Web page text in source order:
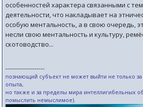
особенностей характера связанными с
деятельности, что накладывает на
особую ментальность, а в свою очередь,
несли свою ментальность и культуру,
скотоводство...
--------------------
познающий субъект не может выйти не только за
опыта,
но также и за пределы мира интеллигибельных
помыслить немыслимое).